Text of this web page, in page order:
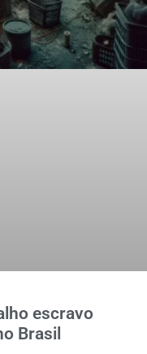
escravo
Brasil